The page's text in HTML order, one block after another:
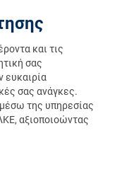
και τις
σας
ευκαιρία
σας ανάγκες.
της υπηρεσίας
αξιοποιοώντας